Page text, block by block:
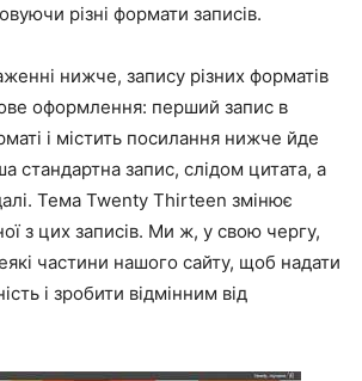
різні формати записів.
нижче, запису різних форматів
оформлення: перший запис в
і містить посилання нижче йде
стандартна запис, слідом цитата, а
Тема Twenty Thirteen змінює
з цих записів. Ми ж, у свою чергу,
частини нашого сайту, щоб надати
і зробити відмінним від